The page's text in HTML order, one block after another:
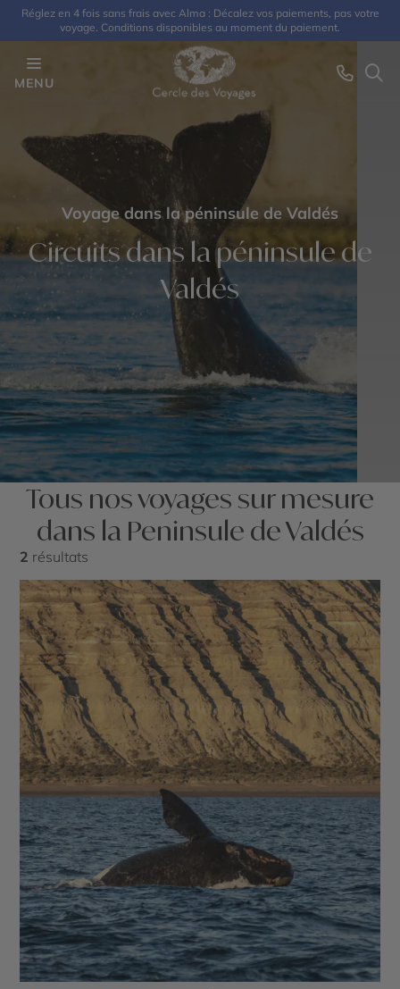
Réglez en 4 fois sans frais avec Alma : Décalez vos paiements, pas votre
voyage. Conditions disponibles au moment du paiement.
MENU
Voyage dans la péninsule de Valdés‎
Circuits dans la péninsule de
Valdés‎
Tous nos voyages sur mesure
dans la Peninsule de Valdés
2 résultats